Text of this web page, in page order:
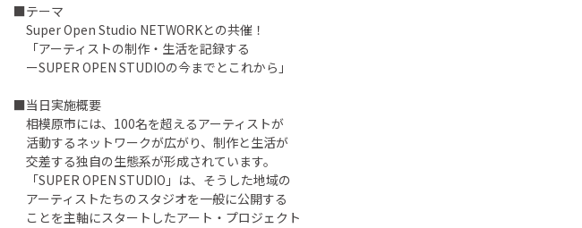
■テーマ
Super Open Studio NETWORKとの共催！
「アーティストの制作・生活を記録する
ーSUPER OPEN STUDIOの今までとこれから」
■当日実施概要
相模原市には、100名を超えるアーティストが
活動するネットワークが広がり、制作と生活が
交差する独自の生態系が形成されています。
「SUPER OPEN STUDIO」は、そうした地域の
アーティストたちのスタジオを一般に公開する
ことを主軸にスタートしたアート・プロジェクト